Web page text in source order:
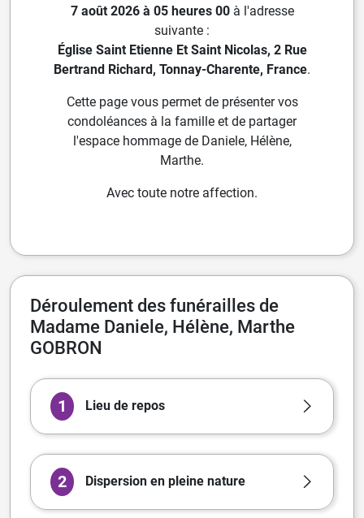
7 août 2026 à 05 heures 00à l'adresse
suivante :
Église Saint Etienne Et Saint Nicolas, 2 Rue
Bertrand Richard, Tonnay-Charente, France.
Cette page vous permet de présenter vos
condoléances à la famille et de partager
l'espace hommage de Daniele, Hélène,
Marthe.
Avec toute notre affection.
Déroulement des funérailles de
Madame Daniele, Hélène, Marthe
GOBRON
1 Lieu de repos
2 Dispersion en pleine nature